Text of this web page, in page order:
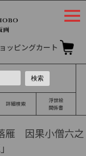
ッピングカート
詳細検索
浮世絵
関係書
雁 因果小僧六之